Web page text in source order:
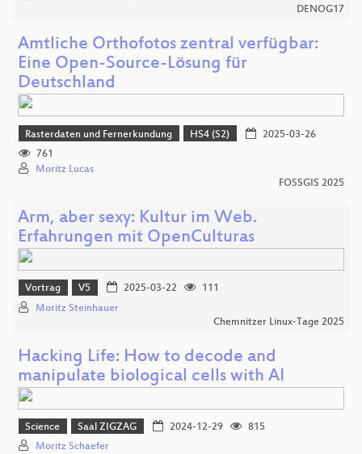
DENOG17
Amtliche Orthofotos zentral verfügbar:
Eine Open-Source-Lösung für
Deutschland
Rasterdaten und Fernerkundung HS4 (S2)
2025-03-26
761
Moritz Lucas
FOSSGIS 2025
Arm, aber sexy: Kultur im Web.
Erfahrungen mit OpenCulturas
Vortrag V5 2025-03-22
111
Moritz Steinhauer
Chemnitzer Linux-Tage 2025
Hacking Life: How to decode and
manipulate biological cells with AI
Science Saal ZIGZAG 2024-12-29
815
Moritz Schaefer